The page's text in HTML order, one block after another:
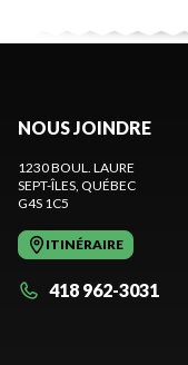
NOUS JOINDRE
1230 BOUL. LAURE
SEPT-ÎLES , QUÉBEC
G4S 1C5
ITINÉRAIRE
418 962-3031